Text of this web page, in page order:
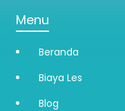
Menu
Beranda
Biaya Les
Blog